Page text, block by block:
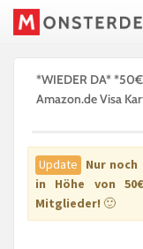
*WIEDER DA*
Amazon.de Visa
Update Nur
in Höhe von 50€
Mitglieder! 🙂